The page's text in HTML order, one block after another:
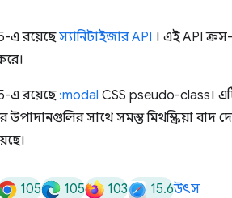
এ রয়েছেস্যানিটাইজার API । এই API
এ রয়েছে:modal CSS pseudo-class।
উপাদানগুলির সাথে সমস্ত মিথস্ক্রিয়া বাদ
105 105 103 15.6উৎস